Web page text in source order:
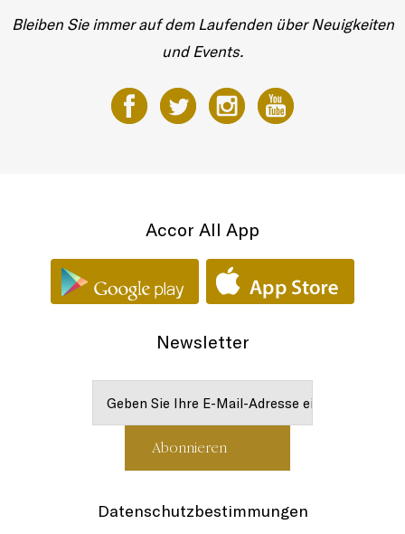
Bleiben Sie immer auf dem Laufenden über Neuigkeiten
und Events.
Accor All App
Newsletter
Datenschutzbestimmungen